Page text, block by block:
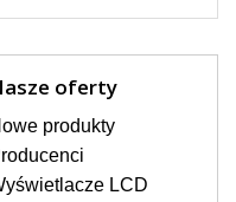
w
za
znać
klawiaturze
zdjęcie
magazynu.
oferty
produkty
LCD